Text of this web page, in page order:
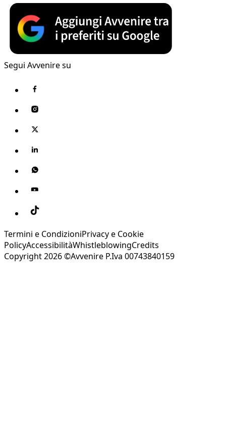
Segui Avvenire su
Termini e CondizioniPrivacy e Cookie
PolicyAccessibilitàWhistleblowingCredits
Copyright 2026 ©Avvenire P.Iva 00743840159